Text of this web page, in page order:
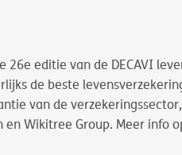
26e editie van de DECAVI
de beste
van de
en Wikitree Group. Meer info